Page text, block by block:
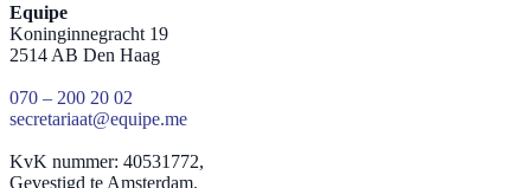
Equipe
Koninginnegracht 19
2514 AB Den Haag
070 – 200 20 02
secretariaat@equipe.me
KvK nummer: 40531772,
Gevestigd te Amsterdam.